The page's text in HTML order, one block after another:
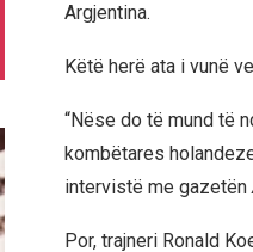
Argjentina.
Këtë herë ata i vunë
“Nëse do të mund të
kombëtares
intervistë me gazetën
Por, trajneri Ronald